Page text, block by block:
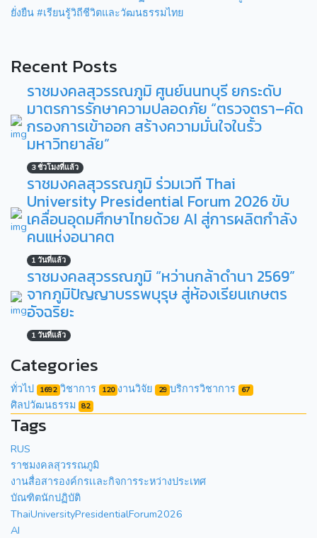
ยั่งยืน #เรียนรู้วิถีชีวิตและวัฒนธรรมไทย
Recent Posts
ราชมงคลสุวรรณภูมิ ศูนย์นนทบุรี ยกระดับ
มาตรการรักษาความปลอดภัย “ตรวจตรา–คัด
กรองการเข้าออก สร้างความมั่นใจในรั้ว
มหาวิทยาลัย”
3 ชั่วโมงที่แล้ว
ราชมงคลสุวรรณภูมิ ร่วมเวที Thai
University Presidential Forum 2026 ขับ
เคลื่อนอุดมศึกษาไทยด้วย AI สู่การผลิตกำลัง
คนแห่งอนาคต
1 วันที่แล้ว
ราชมงคลสุวรรณภูมิ “หว่านกล้าดำนา 2569”
จากภูมิปัญญาบรรพบุรุษ สู่ห้องเรียนเกษตร
อัจฉริยะ
1 วันที่แล้ว
Categories
ทั่วไป 1692 วิชาการ 120 งานวิจัย 29 บริการวิชาการ 67
ศิลปวัฒนธรรม 82
Tags
RUS
ราชมงคลสุวรรณภูมิ
งานสื่อสารองค์กรเเละกิจการระหว่างประเทศ
บัณฑิตนักปฏิบัติ
ThaiUniversityPresidentialForum2026
AI